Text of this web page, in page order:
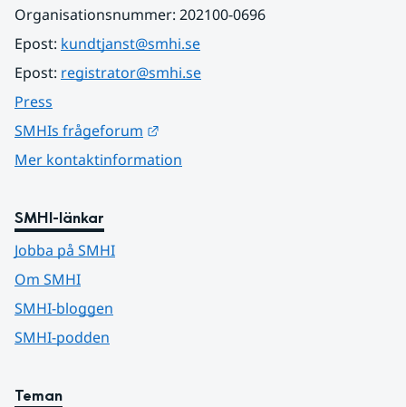
Organisationsnummer: 202100-0696
Epost: kundtjanst@smhi.se
Epost: registrator@smhi.se
Press
SMHIs frågeforum
Mer kontaktinformation
SMHI-länkar
Jobba på SMHI
Om SMHI
SMHI-bloggen
SMHI-podden
Teman